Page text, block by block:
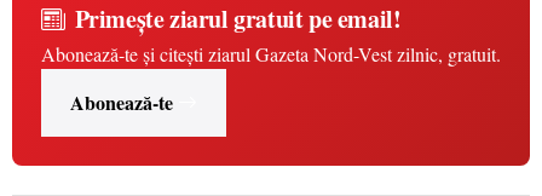
Primește ziarul gratuit pe email!
Abonează-te și citești ziarul Gazeta Nord-Vest zilnic, gratuit.
Abonează-te